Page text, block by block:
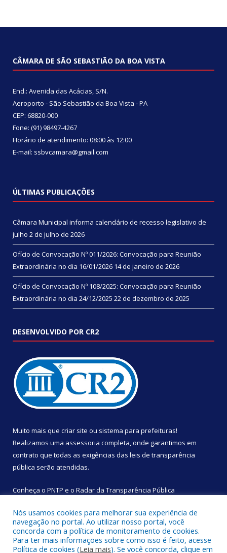
CÂMARA DE SÃO SEBASTIÃO DA BOA VISTA
End.: Avenida das Acácias, S/N.
Aeroporto - São Sebastião da Boa Vista - PA
CEP: 68820-000
Fone: (91) 98497-4267
Horário de atendimento: 08:00 às 12:00
E-mail: ssbvcamara@gmail.com
ÚLTIMAS PUBLICAÇÕES
Câmara Municipal informa calendário de recesso legislativo de
julho 2 de julho de 2026
Ofício de Convocação Nº 011/2026: Convocação para Reunião
Extraordinária no dia 16/01/2026 14 de janeiro de 2026
Ofício de Convocação Nº 108/2025: Convocação para Reunião
Extraordinária no dia 24/12/2025 22 de dezembro de 2025
DESENVOLVIDO POR CR2
Muito mais que criar site ou sistema para prefeituras!
Realizamos uma assessoria completa, onde garantimos em
contrato que todas as exigências das leis de transparência
pública serão atendidas.
Conheça o PNTP e o Radar da Transparência Pública
Todos os direitos reservados a Câmara Municipal de São
Nós usamos cookies para melhorar sua experiência de
navegação no portal. Ao utilizar nosso portal, você
concorda com a política de monitoramento de cookies.
Para ter mais informações sobre como isso é feito, acesse
Política de cookies (Leia mais). Se você concorda, clique em